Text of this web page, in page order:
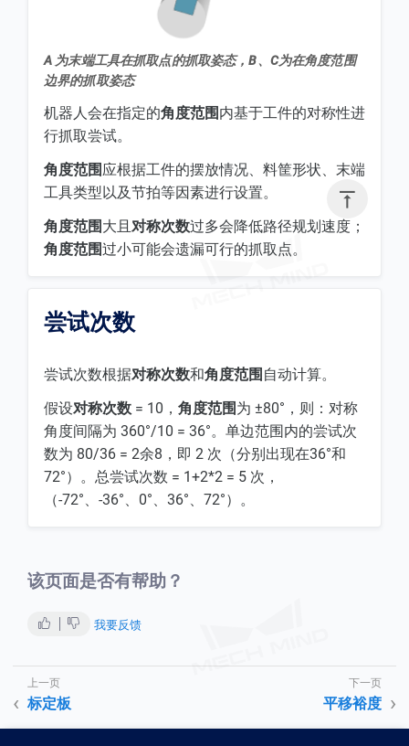

A 为末端工具在抓取点的抓取姿态，B、C为在角度范围
边界的抓取姿态
机器人会在指定的角度范围内基于工件的对称性进
行抓取尝试。
角度范围应根据工件的摆放情况、料筐形状、末端
工具类型以及节拍等因素进行设置。
角度范围大且 对称次数过多会降低路径规划速度；
角度范围过小可能会遗漏可行的抓取点。
尝试次数
尝试次数根据对称次数和角度范围 自动计算。
假设对称次数 = 10， 角度范围为 ±80°，则：对称
角度间隔为 360°/10 = 36°。单边范围内的尝试次
数为 80/36 = 2余8，即 2 次（分别出现在36°和
72°）。总尝试次数 = 1+2*2 = 5 次，
（-72°、-36°、0°、36°、72°）。
该页面是否有帮助？
我要反馈
标定板 平移裕度